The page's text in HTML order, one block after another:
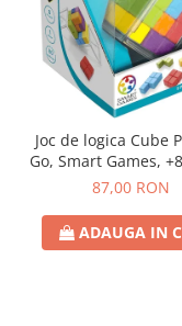
Joc de logica Cube
Go, Smart Games,
romana
87,00 RON
ADAUGA IN